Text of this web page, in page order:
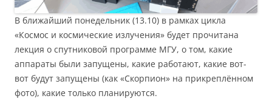
В ближайший понедельник (13.10) в рамках цикла
«Космос и космические излучения» будет прочитана
лекция о спутниковой программе МГУ, о том, какие
аппараты были запущены, какие работают, какие вот-
вот будут запущены (как «Скорпион» на прикреплённом
фото), какие только планируются.